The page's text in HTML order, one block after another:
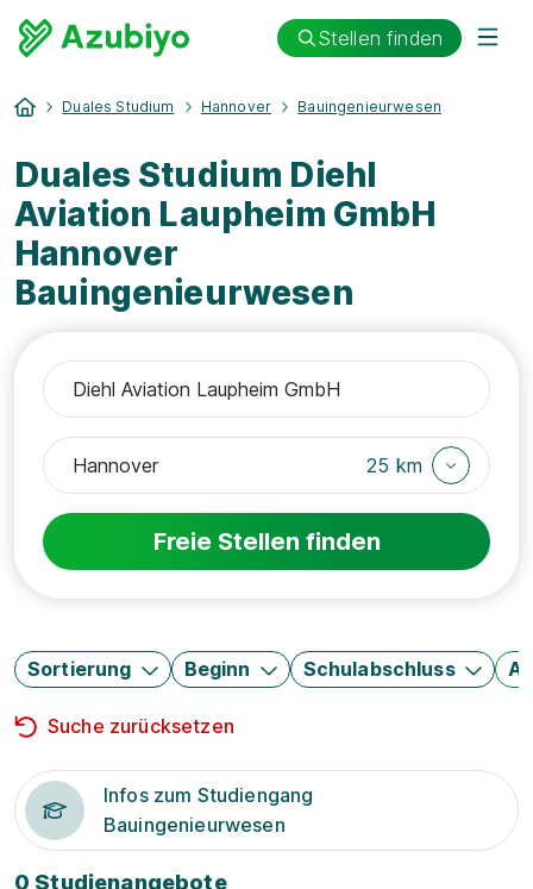
Stellen finden
Duales Studium Hannover Bauingenieurwesen
Duales Studium Diehl
Aviation Laupheim GmbH
Hannover
Bauingenieurwesen
25 km
Freie Stellen finden
Sortierung Beginn Schulabschluss
Suche zurücksetzen
Infos zum Studiengang
Bauingenieurwesen
0 Studienangebote